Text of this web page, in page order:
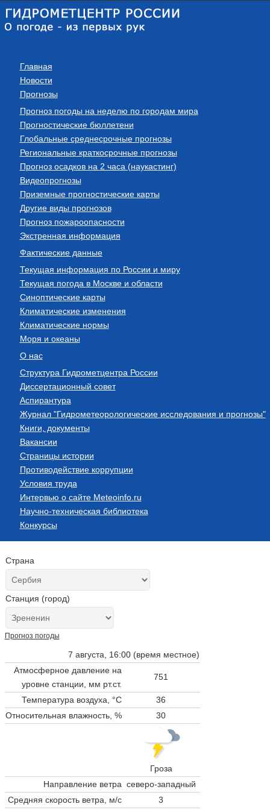
Главная
Новости
Прогнозы
Прогноз погоды на неделю по городам мира
Прогностические бюллетени
Глобальные среднесрочные прогнозы
Региональные краткосрочные прогнозы
Прогноз осадков на 2 часа (наукастинг)
Видеопрогнозы
Приземные прогностические карты
Другие виды прогнозов
Прогноз пожароопасности
Экстренная информация
Фактические данные
Текущая информация по России и миру
Текущая погода в Москве и области
Синоптические карты
Климатические изменения
Климатические нормы
Моря и океаны
О нас
Структура Гидрометцентра России
Диссертационный совет
Аспирантура
Журнал "Гидрометеорологические исследования и прогнозы"
Книги, документы
Вакансии
Страницы истории
Противодействие коррупции
Условия труда
Интервью о сайте Meteoinfo.ru
Научно-техническая библиотека
Конкурсы
Страна
Станция (город)
Прогноз погоды
7 августа, 16:00 (время местное)
Атмосферное давление на
уровне станции, мм рт.ст.
751
Температура воздуха, °C
36
Относительная влажность, %
30
Гроза
Направление ветра северо-западный
Средняя скорость ветра, м/с
3